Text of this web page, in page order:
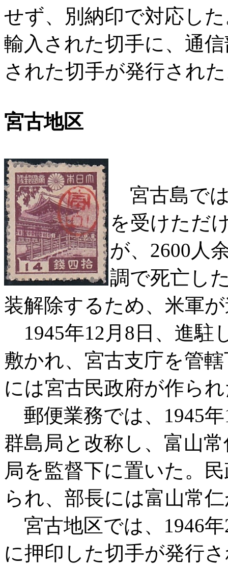
せず、別納印で対応し
輸入された切手に、通
された切手が発行され
宮古地区
宮古島で
を受けただ
が、2600人
調で死亡し
装解除するため、米軍
1945年12月8日、進駐
敷かれ、宮古支庁を管
には宮古民政府が作ら
郵便業務では、1945
群島局と改称し、富山
局を監督下に置いた。
られ、部長には富山常
宮古地区では、1946
に押印した切手が発行